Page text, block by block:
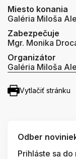
Miesto konania
Galéria Miloša
Zabezpečuje
Mgr. Monika
Organizátor
Galéria Miloša
Vytlačiť stránku
Odber
Prihláste sa